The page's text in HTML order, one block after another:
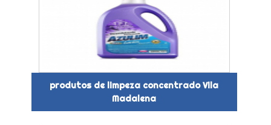
produtos de limpeza concentrado Vila
Madalena